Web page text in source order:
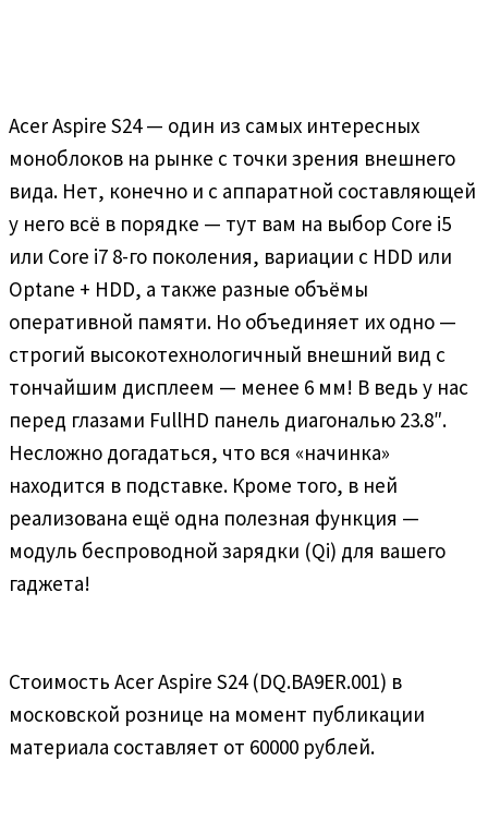
Acer Aspire S24 — один из самых интересных
моноблоков на рынке с точки зрения внешнего
вида. Нет, конечно и с аппаратной составляющей
у него всё в порядке — тут вам на выбор Core i5
или Core i7 8-го поколения, вариации с HDD или
Optane + HDD, а также разные объёмы
оперативной памяти. Но объединяет их одно —
строгий высокотехнологичный внешний вид с
тончайшим дисплеем — менее 6 мм! В ведь у нас
перед глазами FullHD панель диагональю 23.8″.
Несложно догадаться, что вся «начинка»
находится в подставке. Кроме того, в ней
реализована ещё одна полезная функция —
модуль беспроводной зарядки (Qi) для вашего
гаджета!
Стоимость Acer Aspire S24 (DQ.BA9ER.001) в
московской рознице на момент публикации
материала составляет от 60000 рублей.